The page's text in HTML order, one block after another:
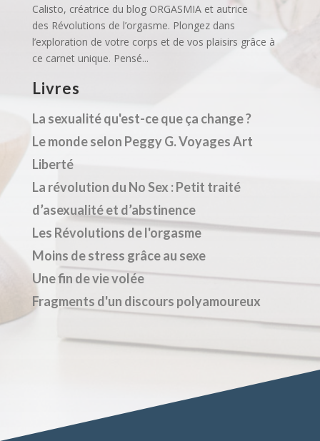
Calisto, créatrice du blog ORGASMIA et autrice
des Révolutions de l’orgasme. Plongez dans
l’exploration de votre corps et de vos plaisirs grâce à
ce carnet unique. Pensé...
Livres
La sexualité qu'est-ce que ça change ?
Le monde selon Peggy G. Voyages Art
Liberté
La révolution du No Sex : Petit traité
d’asexualité et d’abstinence
Les Révolutions de l'orgasme
Moins de stress grâce au sexe
Une fin de vie volée
Fragments d'un discours polyamoureux